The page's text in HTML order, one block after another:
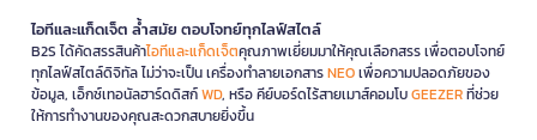
ไอทีและแก็ดเจ็ต ล้ำสมัย ตอบโจทย์ทุกไลฟ์สไตล์
B2S ได้คัดสรรสินค้าไอทีและแก็ดเจ็ตคุณภาพเยี่ยมมาให้คุณเลือกสรร เพื่อตอบโจทย์
ทุกไลฟ์สไตล์ดิจิทัล ไม่ว่าจะเป็น เครื่องทำลายเอกสารNEOเพื่อความปลอดภัยของ
ข้อมูล, เอ็กซ์เทอนัลฮาร์ดดิสก์WD, หรือ คีย์บอร์ดไร้สายเมาส์คอมโบGEEZERที่ช่วย
ให้การทำงานของคุณสะดวกสบายยิ่งขึ้น